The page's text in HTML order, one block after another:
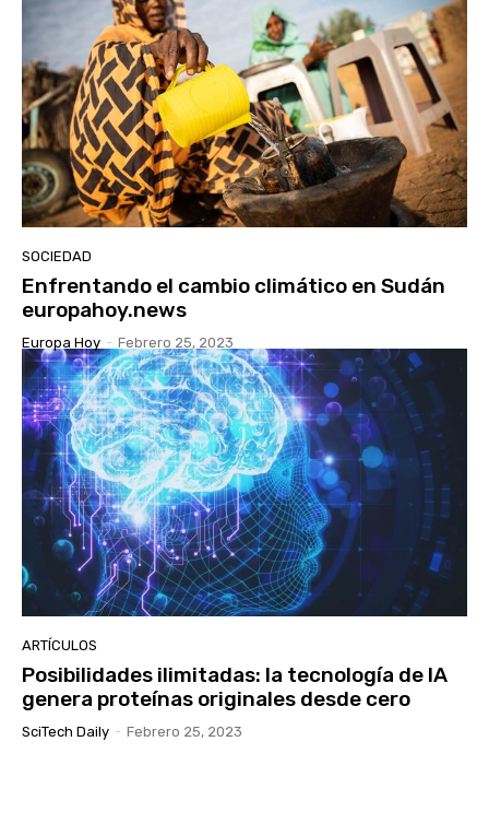
SOCIEDAD
Enfrentando el cambio climático en Sudán
europahoy.news
Europa Hoy - Febrero 25, 2023
ARTÍCULOS
Posibilidades ilimitadas: la tecnología de IA
genera proteínas originales desde cero
SciTech Daily - Febrero 25, 2023